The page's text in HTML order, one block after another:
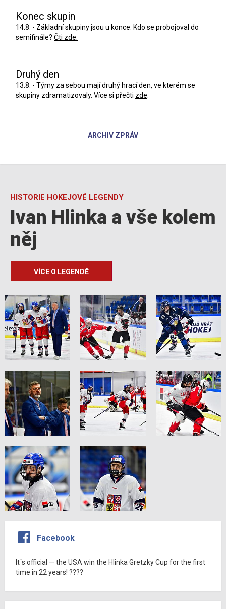
Konec skupin
14.8. - Základní skupiny jsou u konce. Kdo se probojoval do
semifinále? Čti zde.
Druhý den
13.8. - Týmy za sebou mají druhý hrací den, ve kterém se
skupiny zdramatizovaly. Více si přečti zde
ARCHIV ZPRÁV
HISTORIE HOKEJOVÉ LEGENDY
Ivan Hlinka a vše kolem
něj
VÍCE O LEGENDĚ
Facebook
It´s official — the USA win the Hlinka Gretzky Cup for the first
time in 22 years! ????